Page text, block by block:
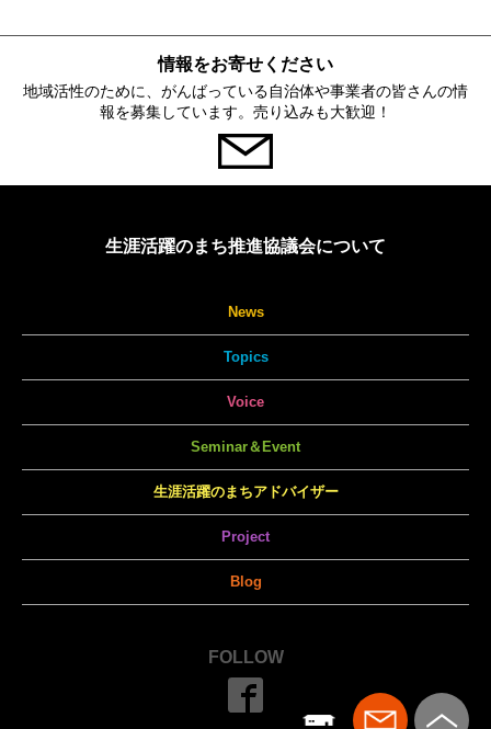
情報をお寄せください
地域活性のために、がんばっている自治体や事業者の皆さんの情
報を募集しています。売り込みも大歓迎！
生涯活躍のまち推進協議会について
News
Topics
Voice
Seminar＆Event
生涯活躍のまちアドバイザー
Project
Blog
FOLLOW